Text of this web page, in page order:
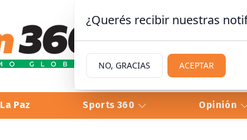
La Paz Sports 360 Opinión
¿Querés recibir nuestras
NO, GRACIAS ACEPTAR